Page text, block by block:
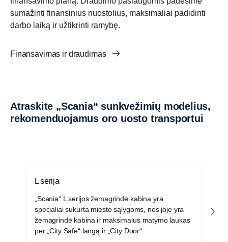
sumažinti finansinius nuostolius, maksimaliai padidinti
darbo laiką ir užtikrinti ramybę.
Finansavimas ir draudimas
Atraskite „Scania“ sunkvežimių modelius,
rekomenduojamus oro uosto transportui
L serija
„Scania“ L serijos žemagrindė kabina yra
specialiai sukurta miesto sąlygoms, nes joje yra
žemagrindė kabina ir maksimalus matymo laukas
per „City Safe“ langą ir „City Door“.